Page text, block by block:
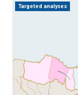
Targeted analyses